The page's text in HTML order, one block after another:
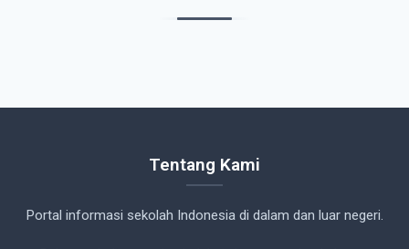
Tentang Kami
Portal informasi sekolah Indonesia di dalam dan luar negeri.